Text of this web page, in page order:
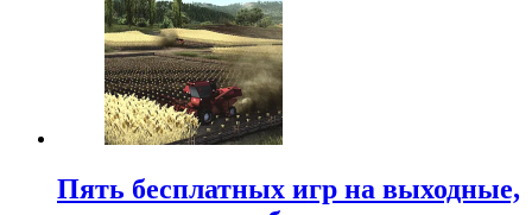
Пять бесплатных игр на выходные,